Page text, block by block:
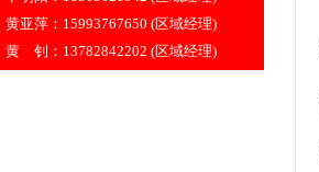
黄亚萍：15993767650 (区域经理)
黄 钊：13782842202 (区域经理)